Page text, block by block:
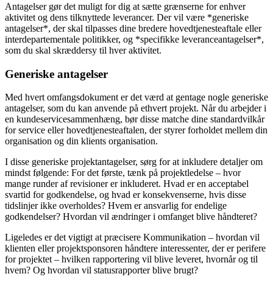
Antagelser gør det muligt for dig at sætte grænserne for enhver
aktivitet og dens tilknyttede leverancer. Der vil være *generiske
antagelser*, der skal tilpasses dine bredere hovedtjenesteaftale eller
interdepartementale politikker, og *specifikke leveranceantagelser*,
som du skal skræddersy til hver aktivitet.
Generiske antagelser
Med hvert omfangsdokument er det værd at gentage nogle generiske
antagelser, som du kan anvende på ethvert projekt. Når du arbejder i
en kundeservicesammenhæng, bør disse matche dine standardvilkår
for service eller hovedtjenesteaftalen, der styrer forholdet mellem din
organisation og din klients organisation.
I disse generiske projektantagelser, sørg for at inkludere detaljer om
mindst følgende: For det første, tænk på projektledelse – hvor
mange runder af revisioner er inkluderet. Hvad er en acceptabel
svartid for godkendelse, og hvad er konsekvenserne, hvis disse
tidslinjer ikke overholdes? Hvem er ansvarlig for endelige
godkendelser? Hvordan vil ændringer i omfanget blive håndteret?
Ligeledes er det vigtigt at præcisere Kommunikation – hvordan vil
klienten eller projektsponsoren håndtere interessenter, der er perifere
for projektet – hvilken rapportering vil blive leveret, hvornår og til
hvem? Og hvordan vil statusrapporter blive brugt?